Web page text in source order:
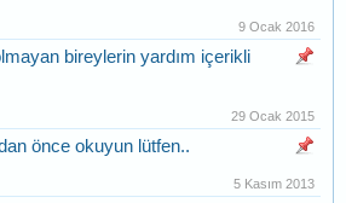
9 Ocak 2016
bireylerin yardım içerikli
29 Ocak 2015
önce okuyun lütfen..
5 Kasım 2013